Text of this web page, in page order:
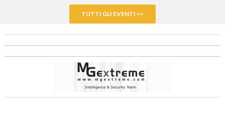
TUTTI GLI EVENTI >>